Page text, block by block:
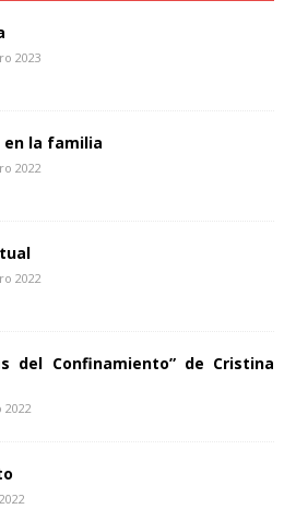
2023
en la familia
2022
2022
del Confinamiento” de Cristina